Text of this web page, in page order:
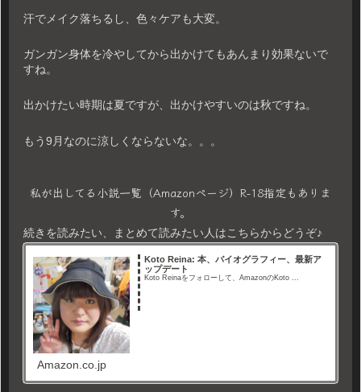
汗でメイク落ちるし、色々ケアも大変。
ガンガン身体を冷やしてから出かけてもあんまり効果ないで
すね。
出かけたい時期は夏ですが、出かけやすいのは秋ですね。
もう9月なのに涼しくならないな。。。
私が出してる小説一覧（Amazonページ）R-18指定もありま
す。
続きを読みたい、まとめて読みたい人はこちらからどうぞ♪
Koto Reina: 本、バイオグラフィー、最新ア
ップデート
Koto Reinaをフォローして、AmazonのKoto ...
Amazon.co.jp